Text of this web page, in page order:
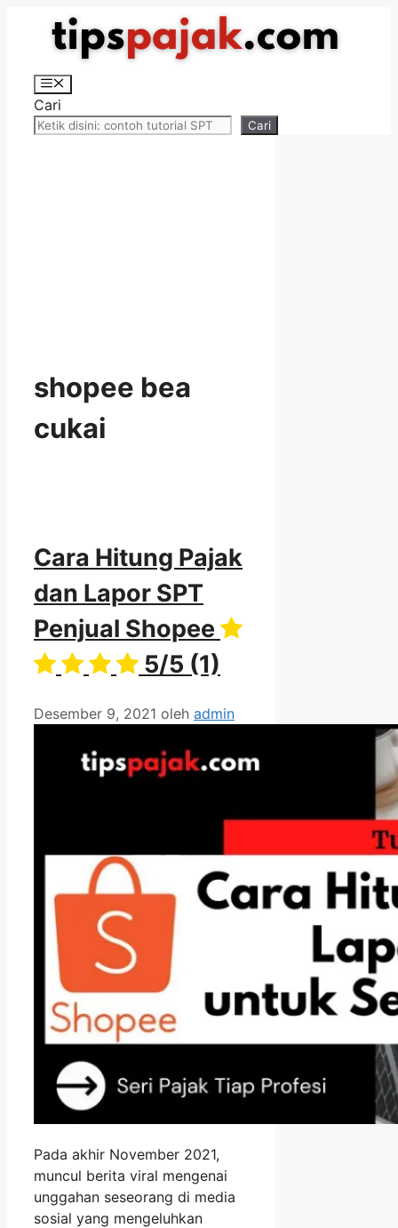
Langsung
Menu
Cari
Cari
shopee bea
cukai
Cara Hitung Pajak
dan Lapor SPT
Penjual Shopee
5/5 (1)
Desember 9, 2021 oleh admin
Pada akhir November 2021,
muncul berita viral mengenai
unggahan seseorang di media
sosial yang mengeluhkan